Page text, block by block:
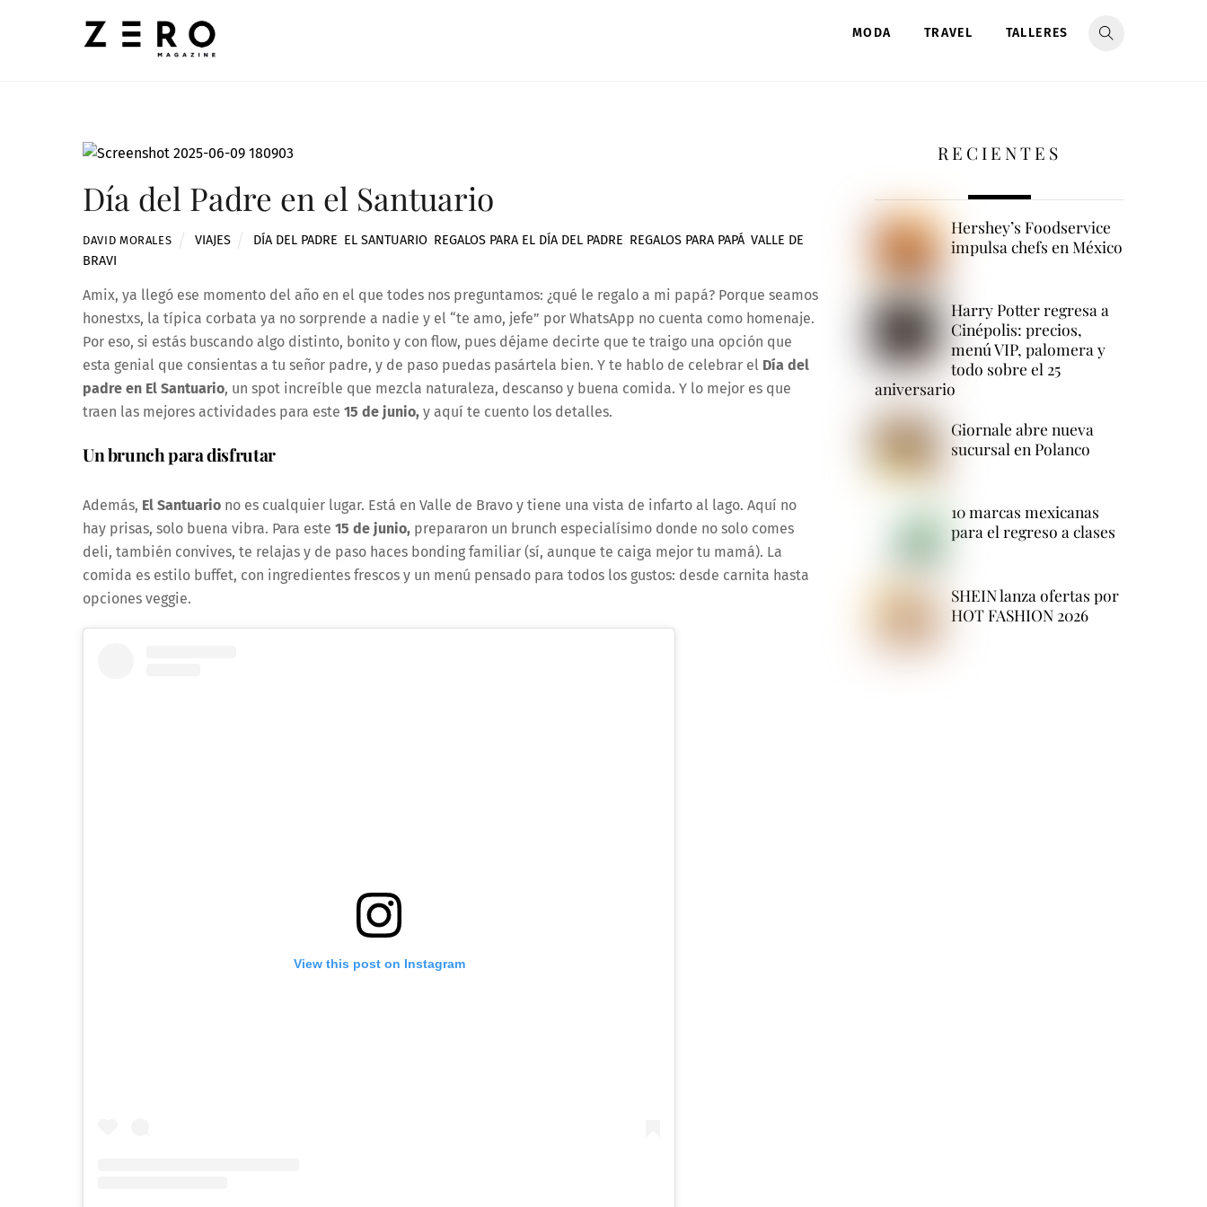
MODA TRAVEL TALLERES
Día del Padre en el Santuario
DAVID MORALES VIAJES DÍA DEL PADRE EL SANTUARIO REGALOS PARA EL DÍA DEL PADRE REGALOS PARA PAPÁ ,VALLE DE
BRAVI
Amix, ya llegó ese momento del año en el que todes nos preguntamos: ¿qué le regalo a mi papá? Porque seamos
honestxs, la típica corbata ya no sorprende a nadie y el “te amo, jefe” por WhatsApp no cuenta como homenaje.
Por eso, si estás buscando algo distinto, bonito y con flow, pues déjame decirte que te traigo una opción que
esta genial que consientas a tu señor padre, y de paso puedas pasártela bien. Y te hablo de celebrar el Día del
padre en El Santuario, un spot increíble que mezcla naturaleza, descanso y buena comida. Y lo mejor es que
traen las mejores actividades para este 15 de junio, y aquí te cuento los detalles.
Un brunch para disfrutar
Además, El Santuario no es cualquier lugar. Está en Valle de Bravo y tiene una vista de infarto al lago. Aquí no
hay prisas, solo buena vibra. Para este 15 de junio, prepararon un brunch especialísimo donde no solo comes
deli, también convives, te relajas y de paso haces bonding familiar (sí, aunque te caiga mejor tu mamá). La
comida es estilo buffet, con ingredientes frescos y un menú pensado para todos los gustos: desde carnita hasta
opciones veggie.
View this post on Instagram
RECIENTES
Hershey’s Foodservice
impulsa chefs en México
Harry Potter regresa a
Cinépolis: precios,
menú VIP, palomera y
todo sobre el 25
aniversario
Giornale abre nueva
sucursal en Polanco
10 marcas mexicanas
para el regreso a clases
SHEIN lanza ofertas por
HOT FASHION 2026